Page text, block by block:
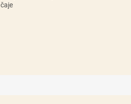
čaje